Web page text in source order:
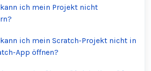
ich mein Projekt nicht
ich mein Scratch-Projekt nicht in
App öffnen?